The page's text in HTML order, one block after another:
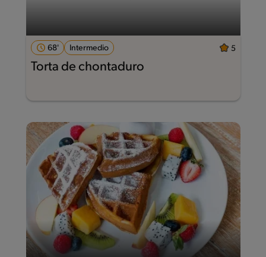
68' Intermedio 5
Torta de chontaduro